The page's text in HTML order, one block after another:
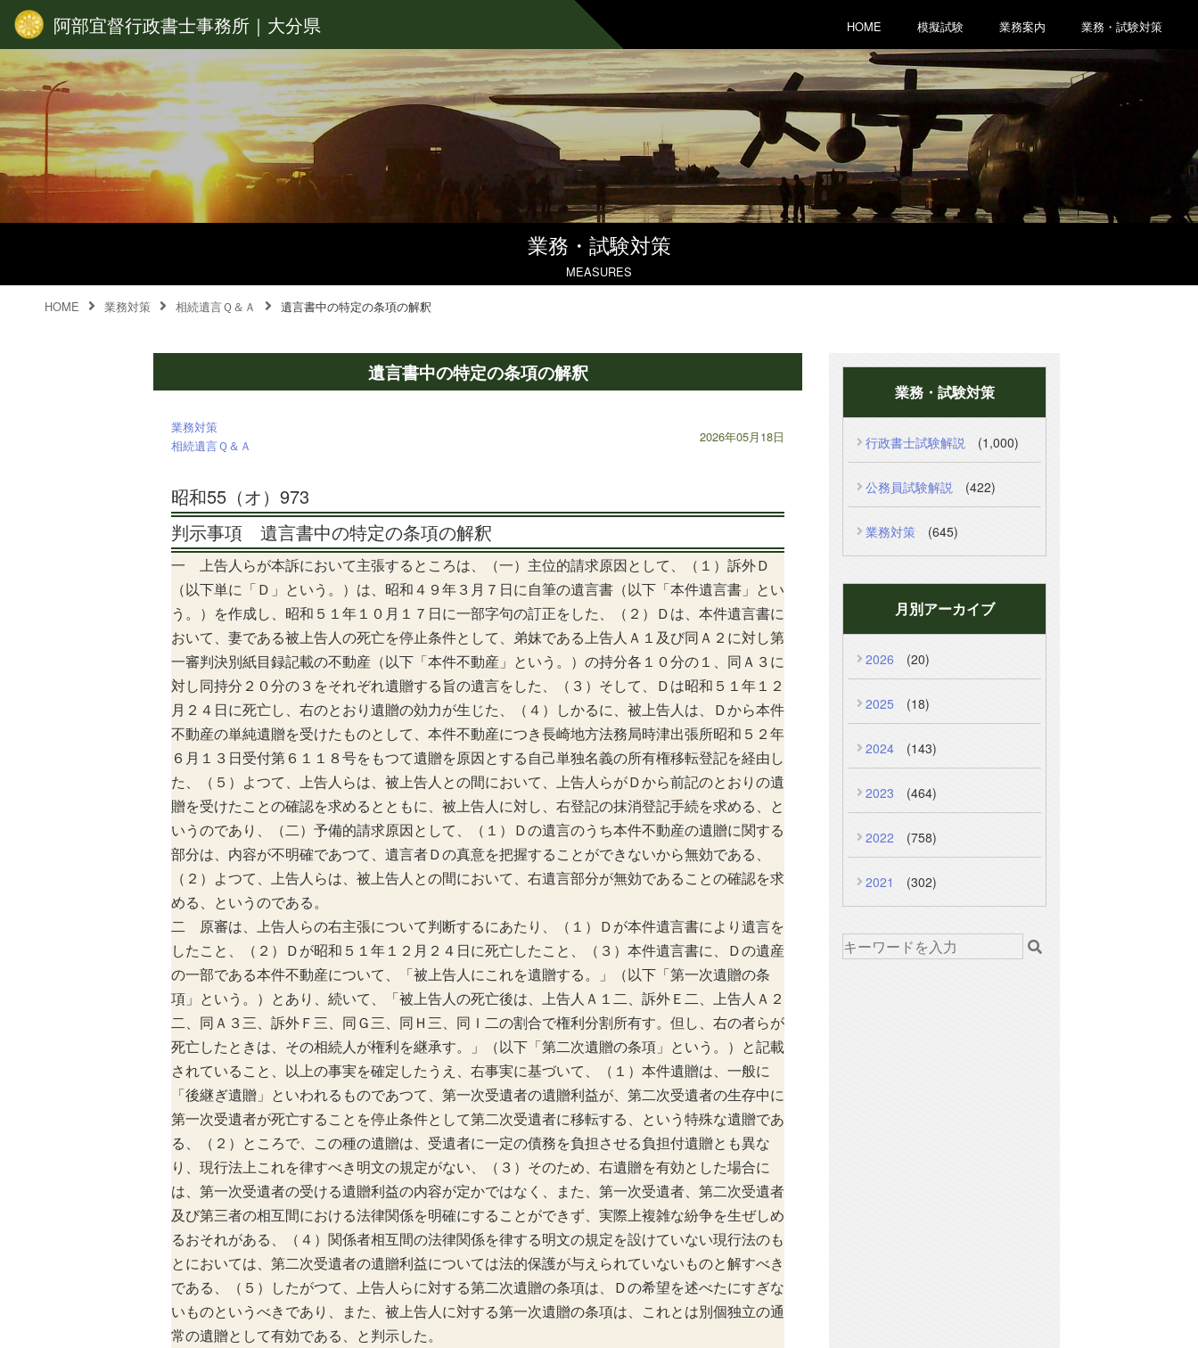
阿部宜督行政書士事務所｜大分県 HOME 模擬試験 業務案内 業務・試験対策
業務・試験対策
MEASURES
HOME 業務対策 相続遺言Ｑ＆Ａ 遺言書中の特定の条項の解釈
遺言書中の特定の条項の解釈
業務対策
相続遺言Ｑ＆Ａ
2026年05月18日
昭和55（オ）973
判示事項 遺言書中の特定の条項の解釈
一 上告人らが本訴において主張するところは、（一）主位的請求原因として、（１）訴外Ｄ
（以下単に「Ｄ」という。）は、昭和４９年３月７日に自筆の遺言書（以下「本件遺言書」とい
う。）を作成し、昭和５１年１０月１７日に一部字句の訂正をした、（２）Ｄは、本件遺言書に
おいて、妻である被上告人の死亡を停止条件として、弟妹である上告人Ａ１及び同Ａ２に対し第
一審判決別紙目録記載の不動産（以下「本件不動産」という。）の持分各１０分の１、同Ａ３に
対し同持分２０分の３をそれぞれ遺贈する旨の遺言をした、（３）そして、Ｄは昭和５１年１２
月２４日に死亡し、右のとおり遺贈の効力が生じた、（４）しかるに、被上告人は、Ｄから本件
不動産の単純遺贈を受けたものとして、本件不動産につき長崎地方法務局時津出張所昭和５２年
６月１３日受付第６１１８号をもつて遺贈を原因とする自己単独名義の所有権移転登記を経由し
た、（５）よつて、上告人らは、被上告人との間において、上告人らがＤから前記のとおりの遺
贈を受けたことの確認を求めるとともに、被上告人に対し、右登記の抹消登記手続を求める、と
いうのであり、（二）予備的請求原因として、（１）Ｄの遺言のうち本件不動産の遺贈に関する
部分は、内容が不明確であつて、遺言者Ｄの真意を把握することができないから無効である、
（２）よつて、上告人らは、被上告人との間において、右遺言部分が無効であることの確認を求
める、というのである。
二 原審は、上告人らの右主張について判断するにあたり、（１）Ｄが本件遺言書により遺言を
したこと、（２）Ｄが昭和５１年１２月２４日に死亡したこと、（３）本件遺言書に、Ｄの遺産
の一部である本件不動産について、「被上告人にこれを遺贈する。」（以下「第一次遺贈の条
項」という。）とあり、続いて、「被上告人の死亡後は、上告人Ａ１二、訴外Ｅ二、上告人Ａ２
二、同Ａ３三、訴外Ｆ三、同Ｇ三、同Ｈ三、同Ｉ二の割合で権利分割所有す。但し、右の者らが
死亡したときは、その相続人が権利を継承す。」（以下「第二次遺贈の条項」という。）と記載
されていること、以上の事実を確定したうえ、右事実に基づいて、（１）本件遺贈は、一般に
「後継ぎ遺贈」といわれるものであつて、第一次受遺者の遺贈利益が、第二次受遺者の生存中に
第一次受遺者が死亡することを停止条件として第二次受遺者に移転する、という特殊な遺贈であ
る、（２）ところで、この種の遺贈は、受遺者に一定の債務を負担させる負担付遺贈とも異な
り、現行法上これを律すべき明文の規定がない、（３）そのため、右遺贈を有効とした場合に
は、第一次受遺者の受ける遺贈利益の内容が定かではなく、また、第一次受遺者、第二次受遺者
及び第三者の相互間における法律関係を明確にすることができず、実際上複雑な紛争を生ぜしめ
るおそれがある、（４）関係者相互間の法律関係を律する明文の規定を設けていない現行法のも
とにおいては、第二次受遺者の遺贈利益については法的保護が与えられていないものと解すべき
である、（５）したがつて、上告人らに対する第二次遺贈の条項は、Ｄの希望を述べたにすぎな
いものというべきであり、また、被上告人に対する第一次遺贈の条項は、これとは別個独立の通
常の遺贈として有効である、と判示した。
業務・試験対策
行政書士試験解説 (1,000)
公務員試験解説 (422)
業務対策 (645)
月別アーカイブ
2026 (20)
2025 (18)
2024 (143)
2023 (464)
2022 (758)
2021 (302)